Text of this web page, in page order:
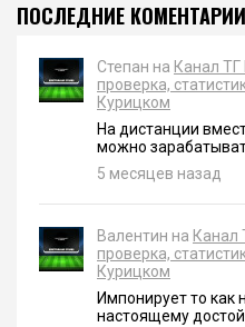
ПОСЛЕДНИЕ КОМЕНТАРИИ
Степан на Канал ТГ
проверка,
Курицком
На дистанции
можно
5 месяцев назад
Валентин на Канал
проверка,
Курицком
Импонирует то как
настоящему